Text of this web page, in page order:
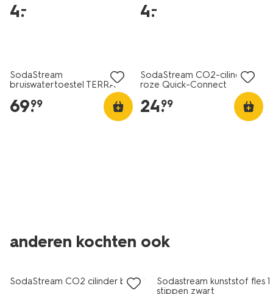
4.
– 4.
–
SodaStream
bruiswatertoestel TERRA
69.
99
SodaStream CO2-cilinder
roze Quick-Connect
24.
99
anderen kochten ook
SodaStream CO2 cilinder blauw
Sodastream kunststof fles
stippen zwart